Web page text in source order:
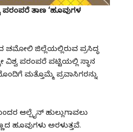
ಪರಂಪರೆ ತಾಣ ‘ಹೂವುಗಳ
ಚಮೋಲಿ ಜಿಲ್ಲೆಯಲ್ಲಿರುವ ಪ್ರಸಿದ್ಧ
ವಿಶ್ವ ಪರಂಪರೆ ಪಟ್ಟಿಯಲ್ಲಿ ಸ್ಥಾನ
ಮತ್ತೊಮ್ಮೆ ಪ್ರವಾಸಿಗರನ್ನು
ಆಲ್ಪೈನ್ ಹುಲ್ಲುಗಾವಲು
ಹೂವುಗಳು ಅರಳುತ್ತವೆ.